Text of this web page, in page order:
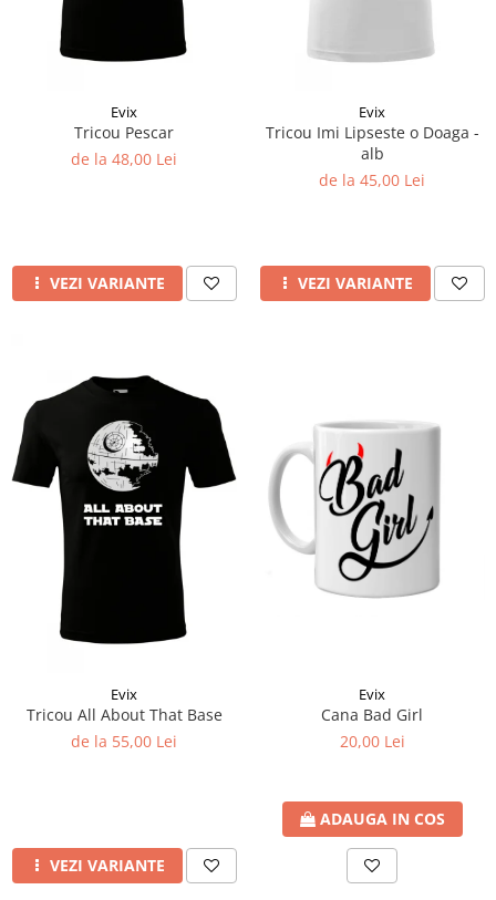
Evix
Tricou Pescar
de la 48,00 Lei
VEZI VARIANTE
Evix
Tricou Imi Lipseste o Doaga -
alb
de la 45,00 Lei
VEZI VARIANTE
Evix
Tricou All About That Base
de la 55,00 Lei
VEZI VARIANTE
Evix
Cana Bad Girl
20,00 Lei
ADAUGA IN COS